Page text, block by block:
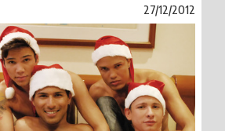
27/12/2012